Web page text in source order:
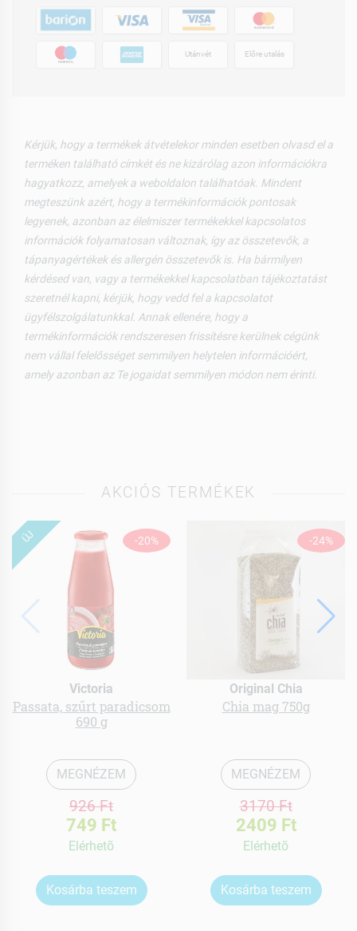
Utánvét Előre utalás
Kérjük, hogy a termékek átvételekor minden esetben olvasd el a
terméken található címkét és ne kizárólag azon információkra
hagyatkozz, amelyek a weboldalon találhatóak. Mindent
megteszünk azért, hogy a termékinformációk pontosak
legyenek, azonban az élelmiszer termékekkel kapcsolatos
információk folyamatosan változnak, így az összetevők, a
tápanyagértékek és allergén összetevők is. Ha bármilyen
kérdésed van, vagy a termékekkel kapcsolatban tájékoztatást
szeretnél kapni, kérjük, hogy vedd fel a kapcsolatot
ügyfélszolgálatunkkal. Annak ellenére, hogy a
termékinformációk rendszeresen frissítésre kerülnek cégünk
nem vállal felelősséget semmilyen helytelen információért,
amely azonban az Te jogaidat semmilyen módon nem érinti.
AKCIÓS TERMÉKEK
-20%
ÚJ
Victoria
Passata, szűrt paradicsom
690 g
MEGNÉZEM
926 Ft
749 Ft
Elérhetõ
Kosárba teszem
-24%
Original Chia
Chia mag 750g
MEGNÉZEM
3170 Ft
2409 Ft
Elérhetõ
Kosárba teszem